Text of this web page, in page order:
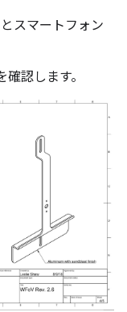
スマートフォン
認します。